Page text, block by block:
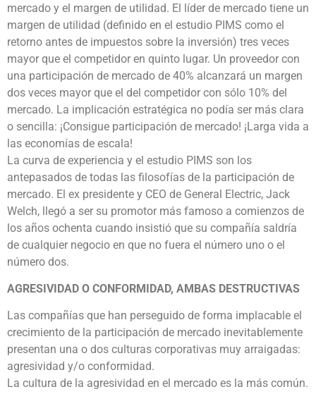
mercado y el margen de utilidad. El líder de mercado tiene un
margen de utilidad (definido en el estudio PIMS como el
retorno antes de impuestos sobre la inversión) tres veces
mayor que el competidor en quinto lugar. Un proveedor con
una participación de mercado de 40% alcanzará un margen
dos veces mayor que el del competidor con sólo 10% del
mercado. La implicación estratégica no podía ser más clara
o sencilla: ¡Consigue participación de mercado! ¡Larga vida a
las economías de escala!
La curva de experiencia y el estudio PIMS son los
antepasados de todas las filosofías de la participación de
mercado. El ex presidente y CEO de General Electric, Jack
Welch, llegó a ser su promotor más famoso a comienzos de
los años ochenta cuando insistió que su compañía saldría
de cualquier negocio en que no fuera el número uno o el
número dos.
AGRESIVIDAD O CONFORMIDAD, AMBAS DESTRUCTIVAS
Las compañías que han perseguido de forma implacable el
crecimiento de la participación de mercado inevitablemente
presentan una o dos culturas corporativas muy arraigadas:
agresividad y/o conformidad.
La cultura de la agresividad en el mercado es la más común.